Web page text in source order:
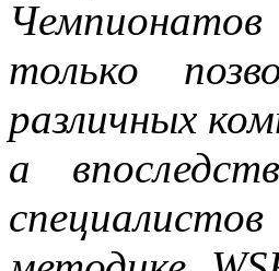
только
различных
а